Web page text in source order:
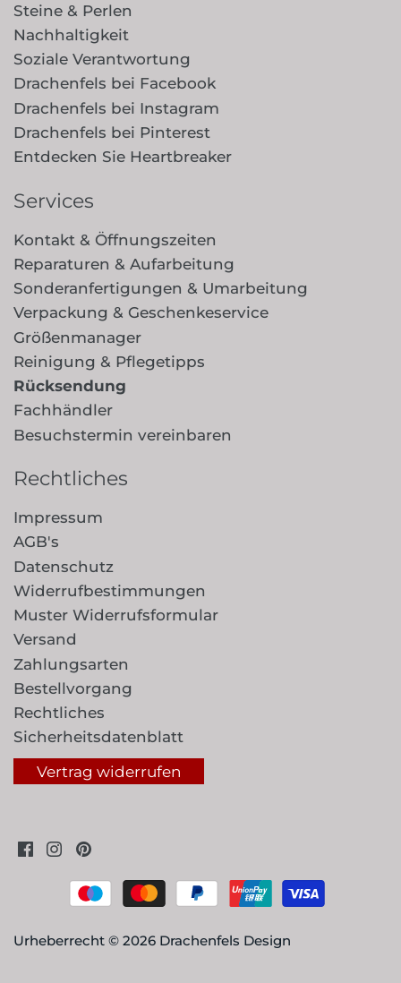
Steine & Perlen
Nachhaltigkeit
Soziale Verantwortung
Drachenfels bei Facebook
Drachenfels bei Instagram
Drachenfels bei Pinterest
Entdecken Sie Heartbreaker
Services
Kontakt & Öffnungszeiten
Reparaturen & Aufarbeitung
Sonderanfertigungen & Umarbeitung
Verpackung & Geschenkeservice
Größenmanager
Reinigung & Pflegetipps
Rücksendung
Fachhändler
Besuchstermin vereinbaren
Rechtliches
Impressum
AGB's
Datenschutz
Widerrufbestimmungen
Muster Widerrufsformular
Versand
Zahlungsarten
Bestellvorgang
Rechtliches
Sicherheitsdatenblatt
Vertrag widerrufen
Urheberrecht © 2026 Drachenfels Design